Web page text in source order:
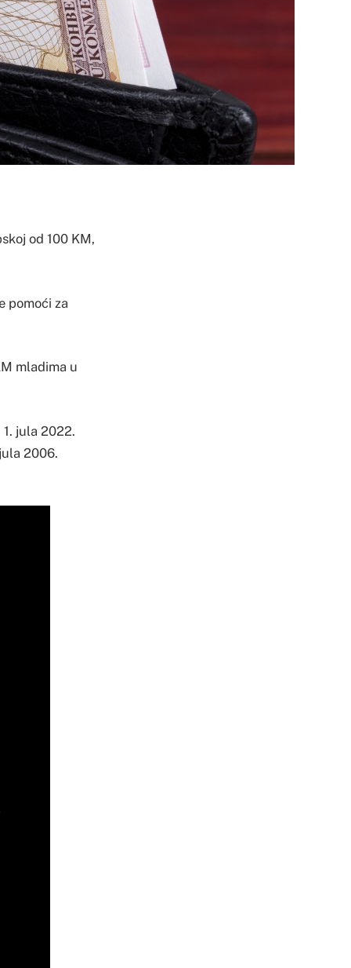
od 100 KM,
pomoći za
mladima u
jula 2022.
2006.